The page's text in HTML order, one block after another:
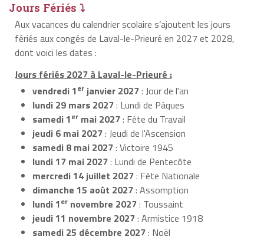
Jours Fériés ⤵
Aux vacances du calendrier scolaire s’ajoutent les jours
fériés aux congés de Laval-le-Prieuré en 2027 et 2028,
dont voici les dates :
Jours fériés 2027 à Laval-le-Prieuré :
vendredi 1er janvier 2027: Jour de l'an
lundi 29 mars 2027: Lundi de Pâques
samedi 1er mai 2027: Fête du Travail
jeudi 6 mai 2027: Jeudi de l'Ascension
samedi 8 mai 2027: Victoire 1945
lundi 17 mai 2027: Lundi de Pentecôte
mercredi 14 juillet 2027: Fête Nationale
dimanche 15 août 2027: Assomption
lundi 1er novembre 2027: Toussaint
jeudi 11 novembre 2027: Armistice 1918
samedi 25 décembre 2027: Noël